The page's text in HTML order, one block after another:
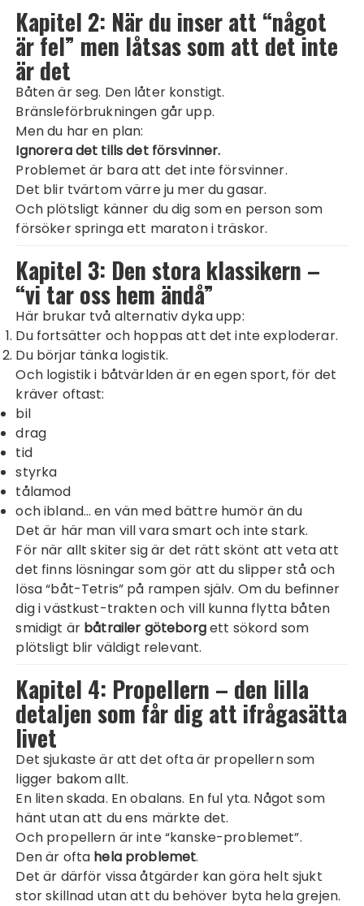
Kapitel 2: När du inser att “något
är fel” men låtsas som att det inte
är det
Båten är seg. Den låter konstigt.
Bränsleförbrukningen går upp.
Men du har en plan:
Ignorera det tills det försvinner.
Problemet är bara att det inte försvinner.
Det blir tvärtom värre ju mer du gasar.
Och plötsligt känner du dig som en person som
försöker springa ett maraton i träskor.
Kapitel 3: Den stora klassikern –
“vi tar oss hem ändå”
Här brukar två alternativ dyka upp:
Du fortsätter och hoppas att det inte exploderar.
Du börjar tänka logistik.
Och logistik i båtvärlden är en egen sport, för det
kräver oftast:
bil
drag
tid
styrka
tålamod
och ibland… en vän med bättre humör än du
Det är här man vill vara smart och inte stark.
För när allt skiter sig är det rätt skönt att veta att
det finns lösningar som gör att du slipper stå och
lösa “båt-Tetris” på rampen själv. Om du befinner
dig i västkust-trakten och vill kunna flytta båten
smidigt är båtrailer göteborgett sökord som
plötsligt blir väldigt relevant.
Kapitel 4: Propellern – den lilla
detaljen som får dig att ifrågasätta
livet
Det sjukaste är att det ofta är propellern som
ligger bakom allt.
En liten skada. En obalans. En ful yta. Något som
hänt utan att du ens märkte det.
Och propellern är inte “kanske-problemet”.
Den är ofta hela problemet.
Det är därför vissa åtgärder kan göra helt sjukt
stor skillnad utan att du behöver byta hela grejen.